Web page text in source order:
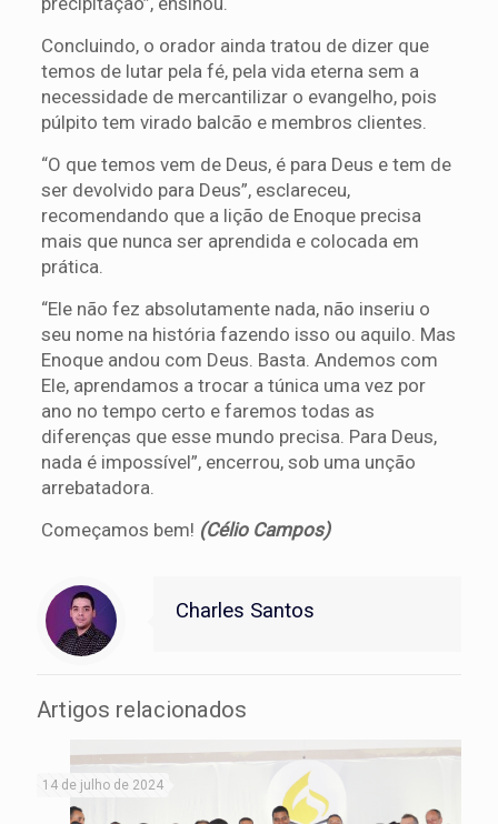
Concluindo, o orador ainda tratou de dizer que
temos de lutar pela fé, pela vida eterna sem a
necessidade de mercantilizar o evangelho, pois
púlpito tem virado balcão e membros clientes.
“O que temos vem de Deus, é para Deus e tem de
ser devolvido para Deus”, esclareceu,
recomendando que a lição de Enoque precisa
mais que nunca ser aprendida e colocada em
prática.
“Ele não fez absolutamente nada, não inseriu o
seu nome na história fazendo isso ou aquilo. Mas
Enoque andou com Deus. Basta. Andemos com
Ele, aprendamos a trocar a túnica uma vez por
ano no tempo certo e faremos todas as
diferenças que esse mundo precisa. Para Deus,
nada é impossível”, encerrou, sob uma unção
arrebatadora.
Começamos bem! (Célio Campos)
Charles Santos
Artigos relacionados
14 de julho de 2024